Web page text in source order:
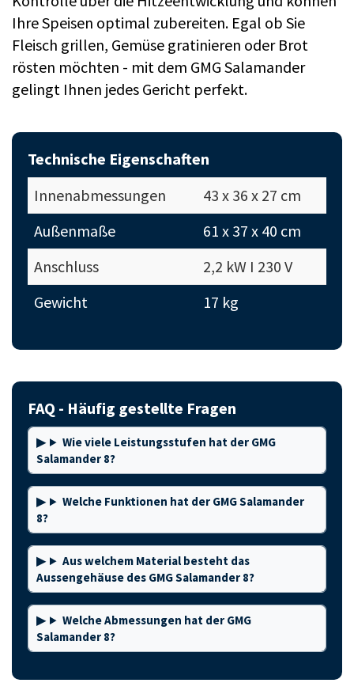
Ihre Speisen optimal zubereiten. Egal ob Sie
Fleisch grillen, Gemüse gratinieren oder Brot
rösten möchten - mit dem GMG Salamander
gelingt Ihnen jedes Gericht perfekt.
Technische Eigenschaften
Innenabmessungen
43 x 36 x 27 cm
Außenmaße
61 x 37 x 40 cm
Anschluss
2,2 kW I 230 V
Gewicht
17 kg
FAQ - Häufig gestellte Fragen
Wie viele Leistungsstufen hat der GMG
Salamander 8?
Welche Funktionen hat der GMG Salamander
8?
Aus welchem Material besteht das
Aussengehäuse des GMG Salamander 8?
Welche Abmessungen hat der GMG
Salamander 8?